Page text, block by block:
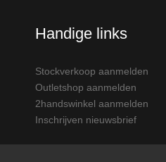
Handige links
Stockverkoop aanmelden
Outletshop aanmelden
2handswinkel aanmelden
Inschrijven nieuwsbrief